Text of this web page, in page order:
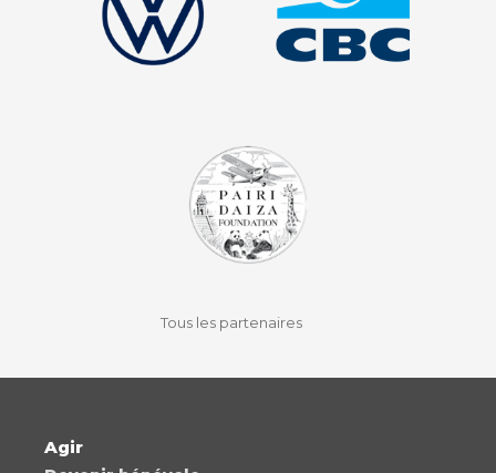
Tous les partenaires
Agir